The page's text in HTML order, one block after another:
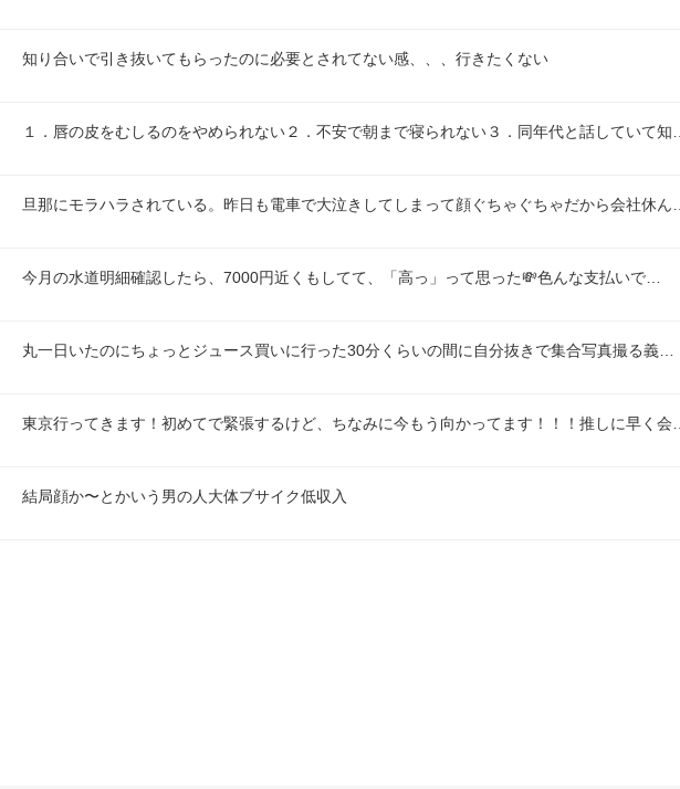
知り合いで引き抜いてもらったのに必要とされてない感、、、行きたくない
１．唇の皮をむしるのをやめられない２．不安で朝まで寝られない３．同年代と話していて知…
旦那にモラハラされている。昨日も電車で大泣きしてしまって顔ぐちゃぐちゃだから会社休ん…
今月の水道明細確認したら、7000円近くもしてて、「高っ」って思った💸色んな支払いで…
丸一日いたのにちょっとジュース買いに行った30分くらいの間に自分抜きで集合写真撮る義…
東京行ってきます！初めてで緊張するけど、ちなみに今もう向かってます！！！推しに早く会…
結局顔か〜とかいう男の人大体ブサイク低収入